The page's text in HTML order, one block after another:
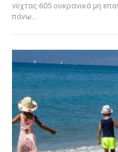
νύχτας 605 ουκρανικά μη
πάνω...